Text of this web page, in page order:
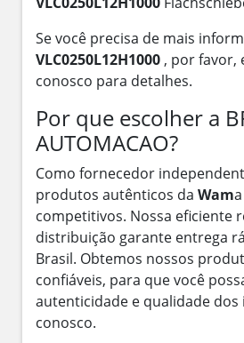
Se você precisa de mais
VLC0250L12H1000 , por favor,
conosco para detalhes.
Por que escolher a
AUTOMACAO?
Como fornecedor
produtos autênticos da Wam
competitivos. Nossa eficiente
distribuição garante entrega
Brasil. Obtemos nossos
confiáveis, para que você
autenticidade e qualidade
conosco.